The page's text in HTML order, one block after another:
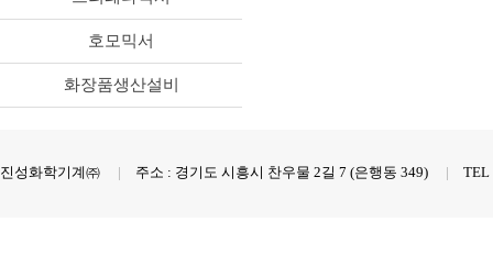
호모믹서
화장품생산설비
진성화학기계㈜ 주소 : 경기도 시흥시 찬우물 2길 7 (은행동 349) TEL